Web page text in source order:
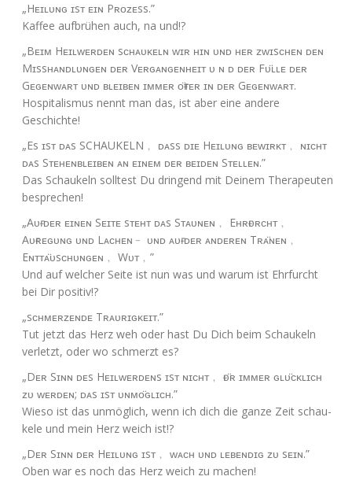
„Hᴇɪʟᴜɴɢ ɪsᴛ ᴇɪɴ Pʀᴏᴢᴇss.”
Kaf­fee auf­brü­hen auch, na und!?
„Bᴇɪᴍ Hᴇɪʟᴡᴇʀᴅᴇɴ sᴄʜᴀᴜᴋᴇʟɴ ᴡɪʀ ʜɪɴ ᴜɴᴅ ʜᴇʀ ᴢᴡɪsᴄʜᴇɴ ᴅᴇɴ
Mɪs­sʜᴀɴᴅʟᴜɴɢᴇɴ ᴅᴇʀ Vᴇʀɢᴀɴɢᴇɴʜᴇɪᴛ ᴜ ɴ ᴅ ᴅᴇʀ Fᴜ̈ʟʟᴇ ᴅᴇʀ
Gᴇɢᴇɴᴡᴀʀᴛ ᴜɴᴅ ʙʟᴇɪʙᴇɴ ɪᴍᴍᴇʀ ᴏ̈ғᴛᴇʀ ɪɴ ᴅᴇʀ Gᴇɢᴇɴᴡᴀʀᴛ.
Hos­pi­ta­lis­mus nennt man das, ist aber eine ande­re
Geschichte!
„Es ɪsᴛ ᴅᴀs SCHAUKELN ﹐ ᴅᴀss ᴅɪᴇ Hᴇɪʟᴜɴɢ ʙᴇᴡɪʀᴋᴛ﹐ ɴɪᴄʜᴛ
ᴅᴀs Sᴛᴇʜᴇɴʙʟᴇɪʙᴇɴ ᴀɴ ᴇɪɴᴇᴍ ᴅᴇʀ ʙᴇɪᴅᴇɴ Sᴛᴇʟʟᴇɴ.”
Das Schau­keln soll­test Du drin­gend mit Dei­nem The­ra­peu­ten
besprechen!
„Aᴜғ ᴅᴇʀ ᴇɪɴᴇɴ Sᴇɪᴛᴇ sᴛᴇʜᴛ ᴅᴀs Sᴛᴀᴜɴᴇɴ﹐ Eʜʀғᴜʀᴄʜᴛ﹐
Aᴜғʀᴇɢᴜɴɢ ᴜɴᴅ Lᴀᴄʜᴇɴ﹣ ᴜɴᴅ ᴀᴜғ ᴅᴇʀ ᴀɴᴅᴇʀᴇɴ Tʀᴀ̈ɴᴇɴ﹐
Eɴᴛᴛᴀ̈ᴜsᴄʜᴜɴɢᴇɴ﹐ Wᴜᴛ﹐”
Und auf wel­cher Sei­te ist nun was und war­um ist Ehr­furcht
bei Dir positiv!?
„sᴄʜᴍᴇʀᴢᴇɴᴅᴇ Tʀᴀᴜʀɪɢᴋᴇɪᴛ.”
Tut jetzt das Herz weh oder hast Du Dich beim Schau­keln
ver­letzt, oder wo schmerzt es?
„Dᴇʀ Sɪɴɴ ᴅᴇs Hᴇɪʟᴡᴇʀᴅᴇɴs ɪsᴛ ɴɪᴄʜᴛ﹐ ғᴜ̈ʀ ɪᴍᴍᴇʀ ɢʟᴜ̈ᴄᴋʟɪᴄʜ
ᴢᴜ ᴡᴇʀᴅᴇɴ; ᴅᴀs ɪsᴛ ᴜɴᴍᴏ̈ɢʟɪᴄʜ.”
Wie­so ist das unmög­lich, wenn ich dich die gan­ze Zeit schau­
ke­le und mein Herz weich ist!?
„Dᴇʀ Sɪɴɴ ᴅᴇʀ Hᴇɪʟᴜɴɢ ɪsᴛ﹐ ᴡᴀᴄʜ ᴜɴᴅ ʟᴇʙᴇɴᴅɪɢ ᴢᴜ sᴇɪɴ.”
Oben war es noch das Herz weich zu machen!